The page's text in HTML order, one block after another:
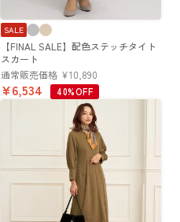
【FINAL SALE】配色ステッチタイト
スカート
SALE
通常販売価格 ¥10,890
¥6,534 40%OFF